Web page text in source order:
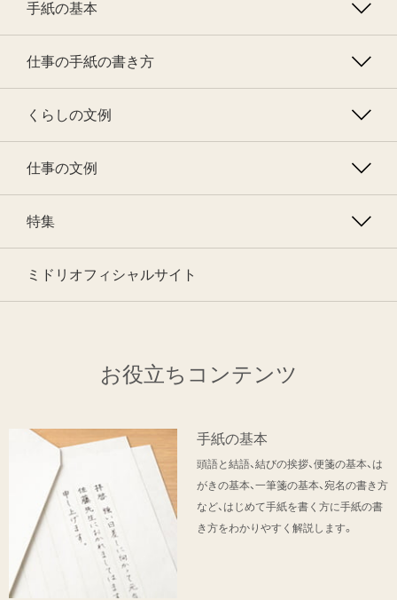
手紙の基本
仕事の手紙の書き方
くらしの文例
仕事の文例
特集
ミドリオフィシャルサイト
お役立ちコンテンツ
手紙の基本
頭語と結語、結びの挨拶、便箋の基本、は
がきの基本、一筆箋の基本、宛名の書き方
など、はじめて手紙を書く方に手紙の書
き方をわかりやすく解説します。